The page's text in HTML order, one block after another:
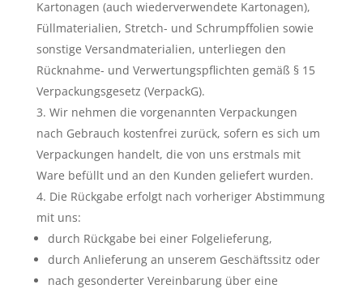
Kartonagen (auch wiederverwendete Kartonagen),
Füllmaterialien, Stretch- und Schrumpffolien sowie
sonstige Versandmaterialien, unterliegen den
Rücknahme- und Verwertungspflichten gemäß § 15
Verpackungsgesetz (VerpackG).
Wir nehmen die vorgenannten Verpackungen
nach Gebrauch kostenfrei zurück, sofern es sich um
Verpackungen handelt, die von uns erstmals mit
Ware befüllt und an den Kunden geliefert wurden.
Die Rückgabe erfolgt nach vorheriger Abstimmung
mit uns:
durch Rückgabe bei einer Folgelieferung,
durch Anlieferung an unserem Geschäftssitz oder
nach gesonderter Vereinbarung über eine